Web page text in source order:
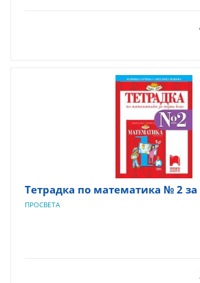
Тетрадка по математика № 2 за
ПРОСВЕТА